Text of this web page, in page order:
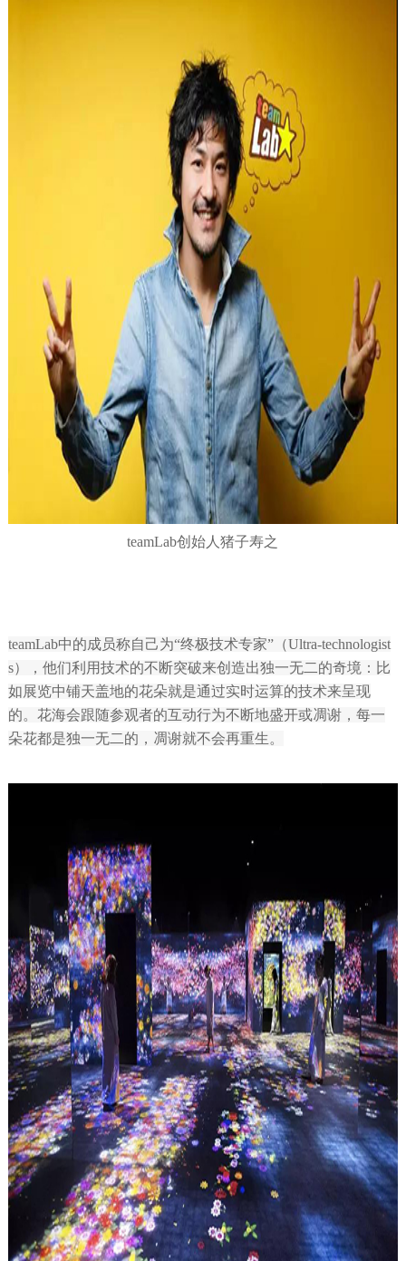
teamLab创始人猪子寿之
teamLab中的成员称自己为“终极技术专家”（Ultra-technologist
s），他们利用技术的不断突破来创造出独一无二的奇境：比
如展览中铺天盖地的花朵就是通过实时运算的技术来呈现
的。花海会跟随参观者的互动行为不断地盛开或凋谢，每一
朵花都是独一无二的，凋谢就不会再重生。